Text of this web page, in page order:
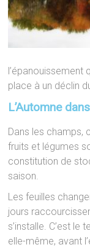
l’épanouissement
place à un déclin
L’Automne
Dans les champs,
fruits et légumes
constitution de
saison.
Les feuilles
jours
s’installe. C’est le
elle-même, avant